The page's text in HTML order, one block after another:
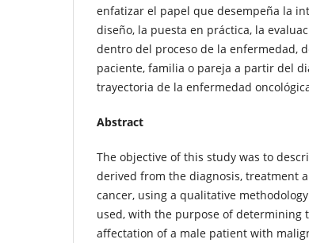
enfatizar el papel que desempeña la
diseño, la puesta en práctica, la
dentro del proceso de la enfermedad,
paciente, familia o pareja a partir del
trayectoria de la enfermedad
Abstract
The objective of this study was to
derived from the diagnosis, treatment
cancer, using a qualitative
used, with the purpose of determining
affectation of a male patient with